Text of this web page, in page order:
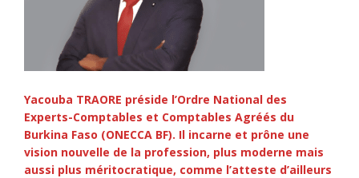
Yacouba TRAORE préside l’Ordre National des
Experts-Comptables et Comptables Agréés du
Burkina Faso (ONECCA BF). Il incarne et prône une
vision nouvelle de la profession, plus moderne mais
aussi plus méritocratique, comme l’atteste d’ailleurs